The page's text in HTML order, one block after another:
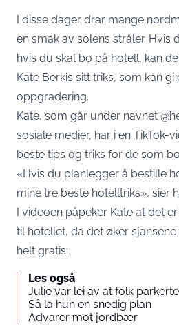
I disse dager drar mange
en smak av solens stråler. Hvis
hvis du skal bo på hotell, kan
Kate Berkis sitt triks, som kan gi
oppgradering.
Kate, som går under navnet
sosiale medier, har i en TikTok-
beste tips og triks for de som
«Hvis du planlegger å bestille
mine tre beste hotelltriks», sier
I videoen påpeker Kate at det
til hotellet, da det øker
helt gratis:
Les også
Julie var lei av at folk
Så la hun en snedig plan
Advarer mot jordbær